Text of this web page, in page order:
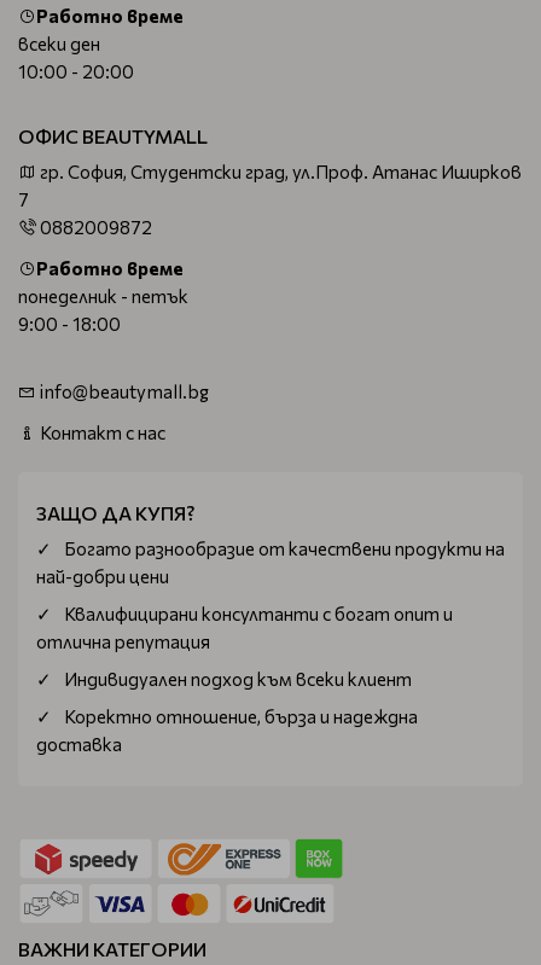
Работно време
всеки ден
10:00 - 20:00
ОФИС BEAUTYMALL
гр. София, Студентски град, ул.Проф. Атанас Иширков
7
0882009872
Работно време
понеделник - петък
9:00 - 18:00
info@beautymall.bg
Контакт с нас
ЗАЩО ДА КУПЯ?
Богатo разнообразие от качествени продукти на
най-добри цени
Квалифицирани консултанти с богат опит и
отлична репутация
Индивидуален подход към всеки клиент
Коректно отношение, бърза и надеждна
доставка
ВАЖНИ КАТЕГОРИИ